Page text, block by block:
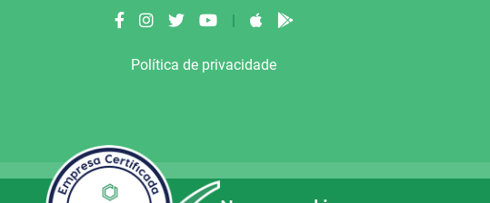
|
Política de privacidade